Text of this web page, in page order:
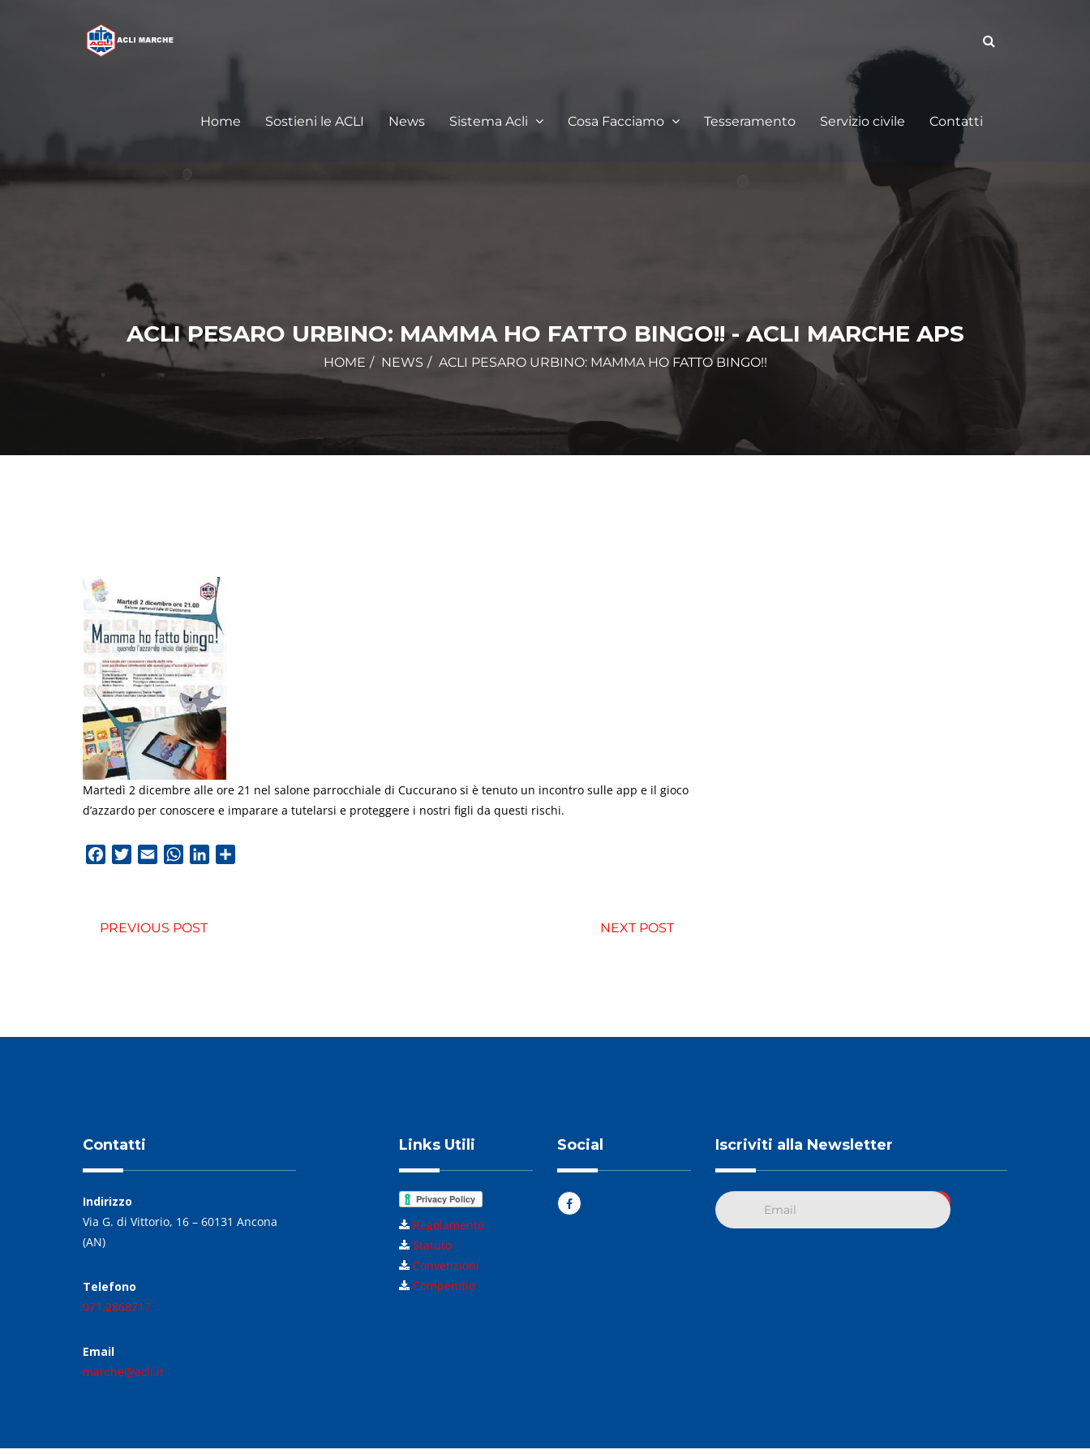
Home Sostieni le ACLI News Sistema Acli Cosa Facciamo Tesseramento Servizio civile Contatti
ACLI PESARO URBINO: MAMMA HO FATTO BINGO!! - ACLI MARCHE APS
HOME NEWS ACLI PESARO URBINO: MAMMA HO FATTO BINGO!!
Martedì 2 dicembre alle ore 21 nel salone parrocchiale di Cuccurano si è tenuto un incontro sulle app e il gioco
d’azzardo per conoscere e imparare a tutelarsi e proteggere i nostri figli da questi rischi.
FacebookTwitterEmail WhatsApp
LinkedIn
PREVIOUS POST NEXT POST
Contatti
Indirizzo
Via G. di Vittorio, 16 – 60131 Ancona
(AN)
Telefono
071.2868717
Email
marche@acli.it
Links Utili
Regolamento
Statuto
Convenzioni
Compendio
Social Iscriviti alla Newsletter